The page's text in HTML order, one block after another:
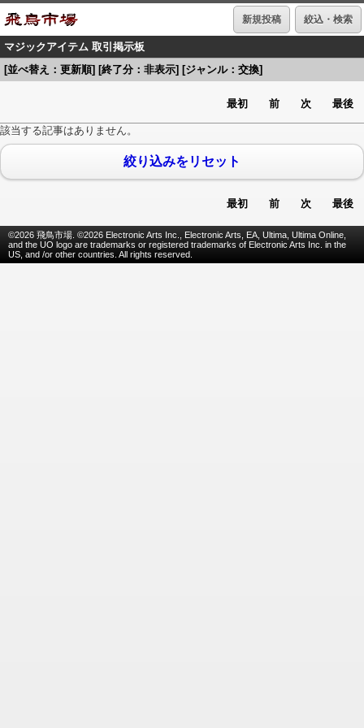
絞込・検索
新規投稿
マジックアイテム 取引掲示板
[並べ替え：更新順] [終了分：非表示] [ジャンル：交換]
最初 前 次 最後
該当する記事はありません。
絞り込みをリセット
最初 前 次 最後
©2026 飛鳥市場. ©2026 Electronic Arts Inc., Electronic Arts, EA, Ultima, Ultima Online,
and the UO logo are trademarks or registered trademarks of Electronic Arts Inc. in the
US, and /or other countries. All rights reserved.